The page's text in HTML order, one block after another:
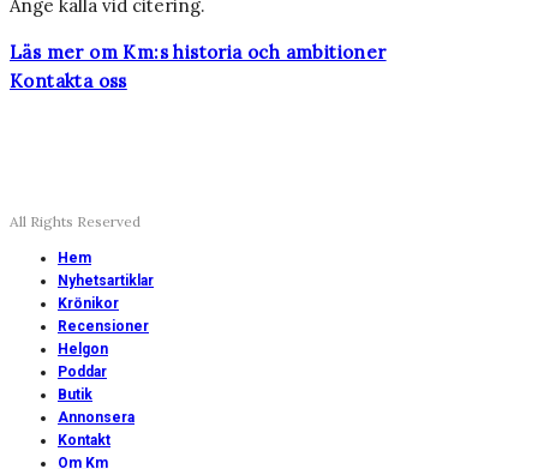
Ange källa vid citering.
Läs mer om Km:s historia och ambitioner
Kontakta oss
All Rights Reserved
Hem
Nyhetsartiklar
Krönikor
Recensioner
Helgon
Poddar
Butik
Annonsera
Kontakt
Om Km